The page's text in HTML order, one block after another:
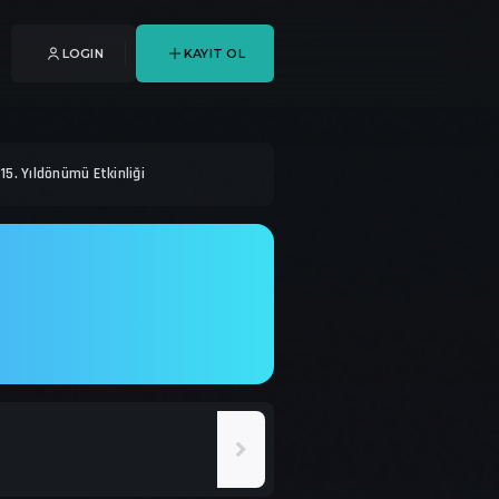
LOGIN KAYIT OL
Yıldönümü Etkinliği